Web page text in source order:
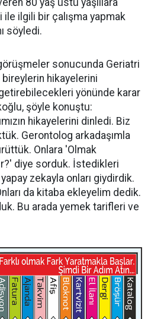
80 yaş üstü yaşlılara
ilgili bir çalışma yapmak
söyledi.
sonucunda Geriatri
bireylerin hikayelerini
yönünde karar
şöyle konuştu:
hikayelerini dinledi. Biz
Gerontolog arkadaşımla
Onlara 'Olmak
diye sorduk. İstedikleri
zekayla onları giydirdik.
da kitaba ekleyelim dedik.
Bu arada yemek tarifleri ve